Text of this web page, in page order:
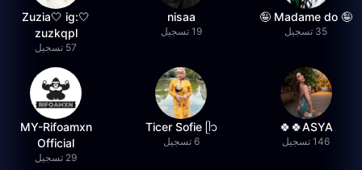
🤪 Madame do 🤪
35 تسجيل
nisaa
19 تسجيل
🤍Zuzia🤍 ig:
zuzkqpl
57 تسجيل
ASYA🍀🍀
146 تسجيل
Ticer Sofie ᥫ᭡
6 تسجيل
MY-Rifoamxn
Official
29 تسجيل